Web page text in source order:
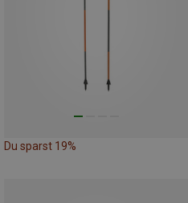
Du sparst 19%